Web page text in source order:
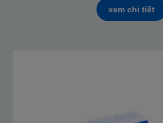
xem chi tiết